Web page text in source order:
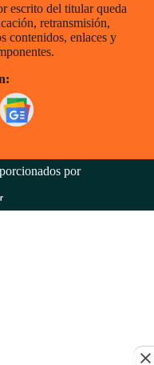
escrito del titular queda
retransmisión,
contenidos, enlaces y
por